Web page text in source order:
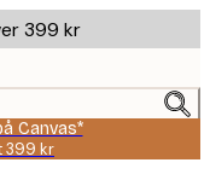
399 kr
Canvas*
399 kr